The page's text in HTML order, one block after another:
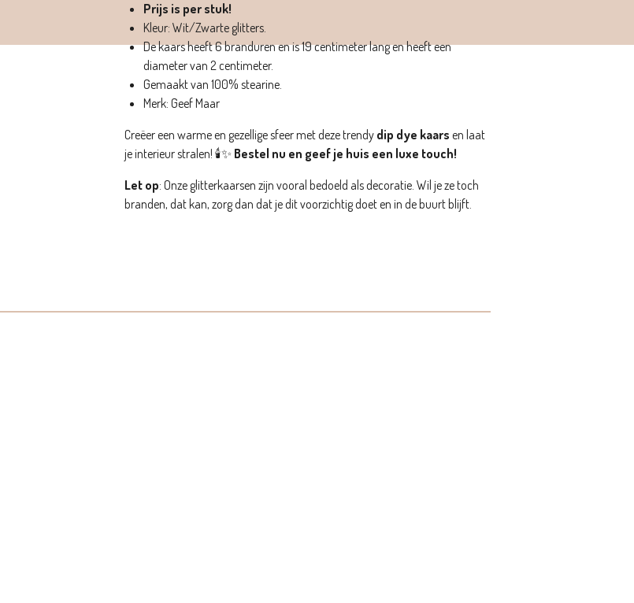
Prijs is per stuk!
Kleur: Wit/Zwarte glitters.
De kaars heeft 6 branduren en is 19 centimeter lang en heeft een
diameter van 2 centimeter.
Gemaakt van 100% stearine.
Merk: Geef Maar
Creëer een warme en gezellige sfeer met deze trendy dip dye kaars en laat
je interieur stralen! 🕯️✨ Bestel nu en geef je huis een luxe touch!
Let op: Onze glitterkaarsen zijn vooral bedoeld als decoratie. Wil je ze toch
branden, dat kan, zorg dan dat je dit voorzichtig doet en in de buurt blijft.